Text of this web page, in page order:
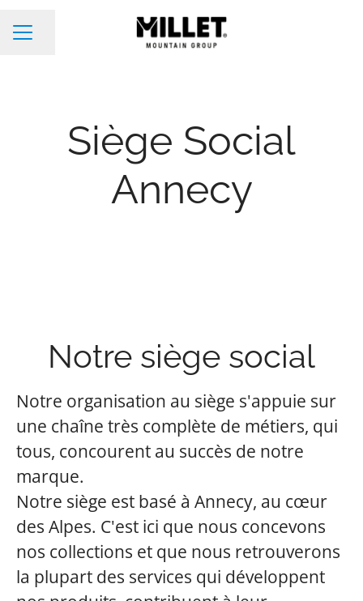
Menu carrière
Partager la page
Siège Social
Annecy
Notre siège social
Notre organisation au siège s'appuie sur
une chaîne très complète de métiers, qui
tous, concourent au succès de notre
marque.
Notre siège est basé à Annecy, au cœur
des Alpes. C'est ici que nous concevons
nos collections et que nous retrouverons
la plupart des services qui développent